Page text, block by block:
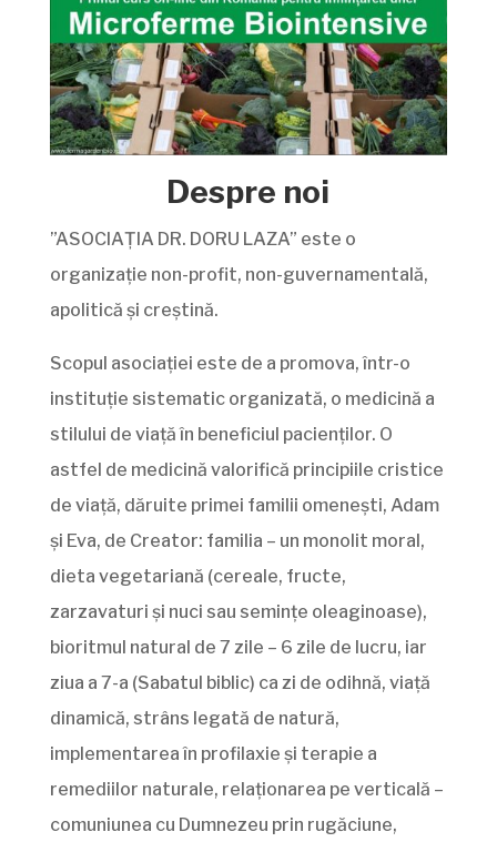
Despre noi
”ASOCIAȚIA DR. DORU LAZA” este o
organizație non-profit, non-guvernamentală,
apolitică și creștină.
Scopul asociației este de a promova, într-o
instituție sistematic organizată, o medicină a
stilului de viață în beneficiul pacienților. O
astfel de medicină valorifică principiile cristice
de viață, dăruite primei familii omenești, Adam
și Eva, de Creator: familia – un monolit moral,
dieta vegetariană (cereale, fructe,
zarzavaturi și nuci sau semințe oleaginoase),
bioritmul natural de 7 zile – 6 zile de lucru, iar
ziua a 7-a (Sabatul biblic) ca zi de odihnă, viață
dinamică, strâns legată de natură,
implementarea în profilaxie și terapie a
remediilor naturale, relaționarea pe verticală –
comuniunea cu Dumnezeu prin rugăciune,